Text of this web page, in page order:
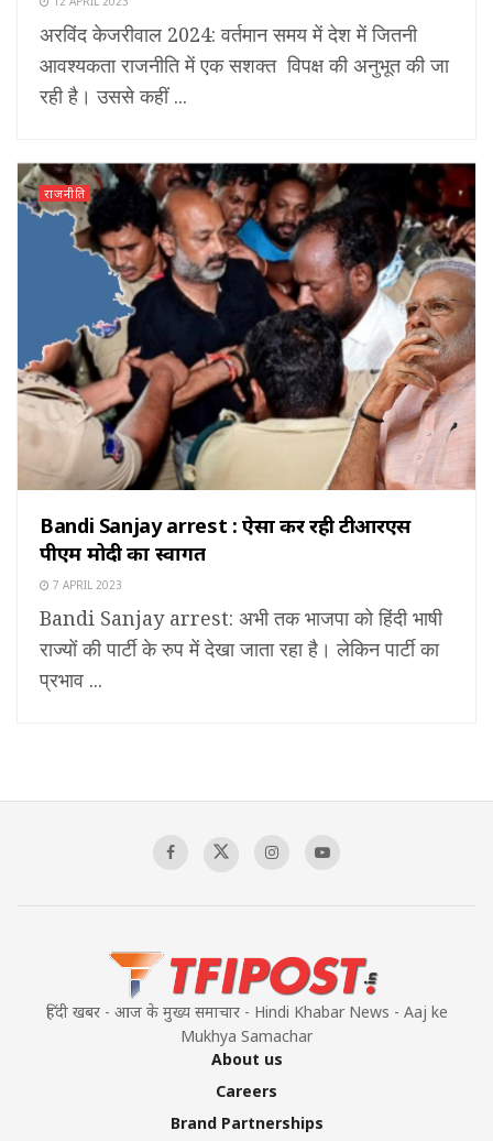
अरविंद केजरीवाल 2024: वर्तमान समय में देश में जितनी
आवश्यकता राजनीति में एक सशक्त विपक्ष की अनुभूत की जा
रही है। उससे कहीं ...
राजनीति
Bandi Sanjay arrest : ऐसा कर रही टीआरएस
पीएम मोदी का स्वागत
7 APRIL 2023
Bandi Sanjay arrest: अभी तक भाजपा को हिंदी भाषी
राज्यों की पार्टी के रुप में देखा जाता रहा है। लेकिन पार्टी का
प्रभाव ...
हिंदी खबर - आज के मुख्य समाचार - Hindi Khabar News - Aaj ke
Mukhya Samachar
About us
Careers
Brand Partnerships